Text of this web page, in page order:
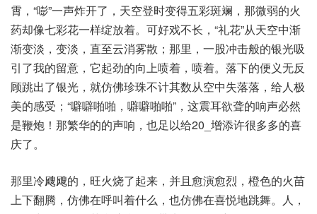
霄，“嘭”一声炸开了，天空登时变得五彩斑斓，那微弱的火
药却像七彩花一样绽放着。可好戏不长，“礼花”从天空中渐
渐变淡，变淡，直至云消雾散；那里，一股冲击般的银光吸
引了我的留意，它起劲的向上喷着，喷着。落下的便义无反
顾跳出了银光，就仿佛珍珠不计其数从空中失落落，给人极
美的感受；“噼噼啪啪，噼噼啪啪”，这震耳欲聋的响声必然
是鞭炮！那繁华的的声响，也足以给20_增添许很多多的喜
庆了。
那里冷飕飕的，旺火烧了起来，并且愈演愈烈，橙色的火苗
上下翻腾，仿佛在呼叫着什么，也仿佛在喜悦地跳舞。人，